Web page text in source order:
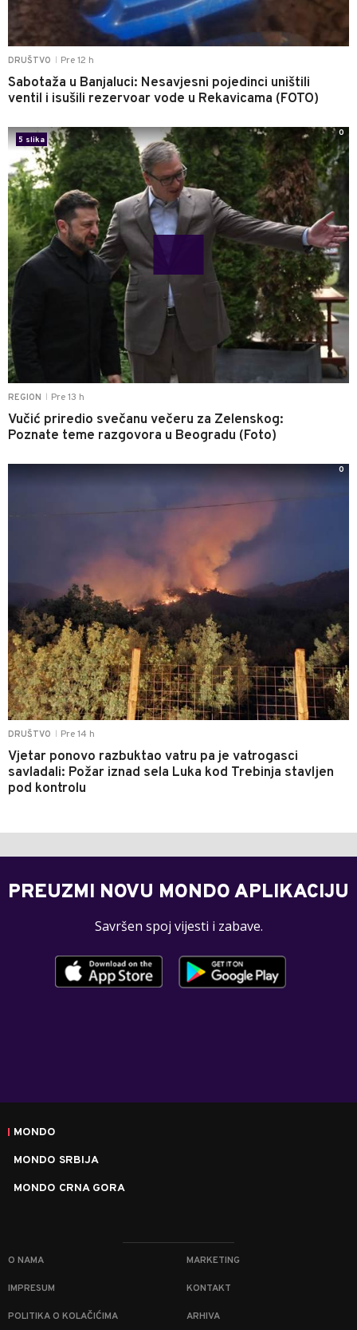
DRUŠTVO Pre 12 h
Sabotaža u Banjaluci: Nesavjesni pojedinci uništili
ventil i isušili rezervoar vode u Rekavicama (FOTO)
REGION Pre 13 h
Vučić priredio svečanu večeru za Zelenskog:
Poznate teme razgovora u Beogradu (Foto)
5 slika
0
DRUŠTVO Pre 14 h
Vjetar ponovo razbuktao vatru pa je vatrogasci
savladali: Požar iznad sela Luka kod Trebinja stavljen
pod kontrolu
0
PREUZMI NOVU MONDO APLIKACIJU
Savršen spoj vijesti i zabave.
MONDO
MONDO SRBIJA
MONDO CRNA GORA
O NAMA MARKETING
IMPRESUM KONTAKT
POLITIKA O KOLAČIĆIMA ARHIVA